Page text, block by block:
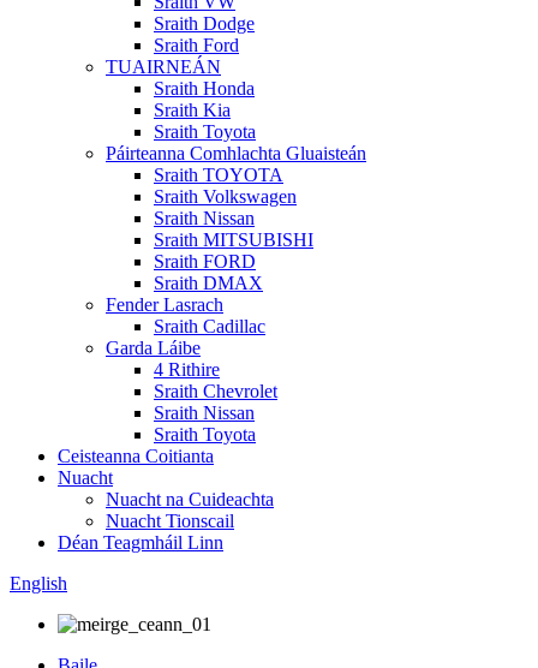
Sraith Dodge
Sraith Ford
TUAIRNEÁN
Sraith Honda
Sraith Kia
Sraith Toyota
Páirteanna Comhlachta Gluaisteán
Sraith TOYOTA
Sraith Volkswagen
Sraith Nissan
Sraith MITSUBISHI
Sraith FORD
Sraith DMAX
Fender Lasrach
Sraith Cadillac
Garda Láibe
4 Rithire
Sraith Chevrolet
Sraith Nissan
Sraith Toyota
Ceisteanna Coitianta
Nuacht
Nuacht na Cuideachta
Nuacht Tionscail
Déan Teagmháil Linn
English